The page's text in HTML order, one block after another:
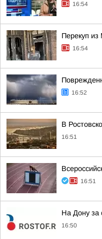
16:54
Перекуп
16:54
16:52
В
16:51
16:51
На Дону за
16:50